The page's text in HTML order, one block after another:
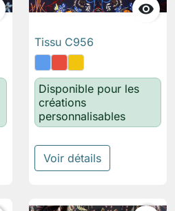

Tissu C956
Disponible pour les
créations
personnalisables
Voir détails